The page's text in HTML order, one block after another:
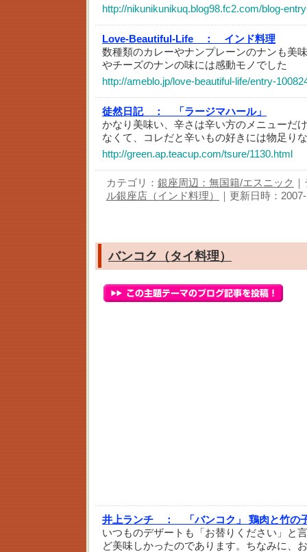
http://nikunikunikuq.blog98.fc2.com/blog-
Love-Beautiful-Life ：
インド料理
数種類のカレーやナンプレーンのナンも美
やチーズのナンの味には感動モノでした
http://ameblo.jp/love-beautiful-life/entry-
徒然日記 ：
「ラージマハール」
かなり美味い、辛さは辛い方のメニューだ
なくて、コレだと辛いもの好きには物足り
http://green.ap.teacup.com/tsure/1130.html
カテゴリ： 銀座周辺：無国籍/エスニック
ル銀座店（インド料理）
｜更新日時：
バンコク（タイ料理）
井上ランチ ：
「バンコク」 鶏肉と竹の
いつものデザートも「お替りください」と
ど美味しかったのであります。ちなみに、